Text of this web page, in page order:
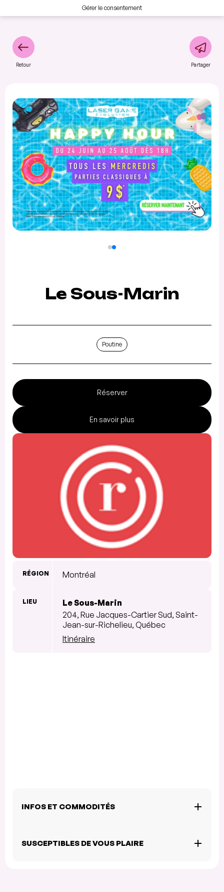
Gérer le consentement
Retour Partager
Le Sous-Marin
Poutine
Réserver
En savoir plus
RÉGION Montréal
LIEU
Le Sous-Marin
204, Rue Jacques-Cartier Sud, Saint-
Jean-sur-Richelieu, Québec
Itinéraire
INFOS ET COMMODITÉS
SUSCEPTIBLES DE VOUS PLAIRE